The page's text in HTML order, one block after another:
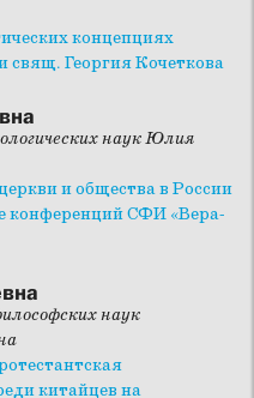
концепциях
свящ. Георгия Кочеткова
наук Юлия
и общества в России
конференций СФИ «Вера-
наук
китайцев на